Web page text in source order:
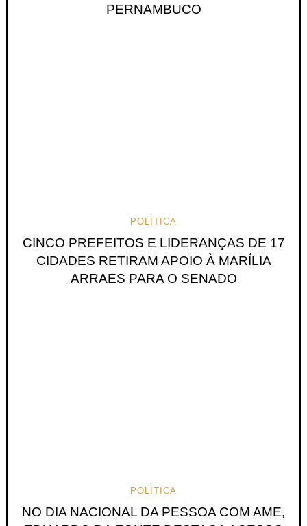
PERNAMBUCO
POLÍTICA
CINCO PREFEITOS E LIDERANÇAS DE 17
CIDADES RETIRAM APOIO À MARÍLIA
ARRAES PARA O SENADO
POLÍTICA
NO DIA NACIONAL DA PESSOA COM AME,